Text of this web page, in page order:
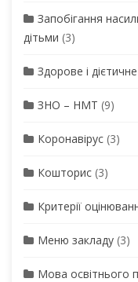
Запобігання
дітьми (3)
Здорове і
ЗНО – НМТ (9)
Коронавірус (3)
Кошторис (3)
Критерії
Меню закладу (3)
Мова освітнього